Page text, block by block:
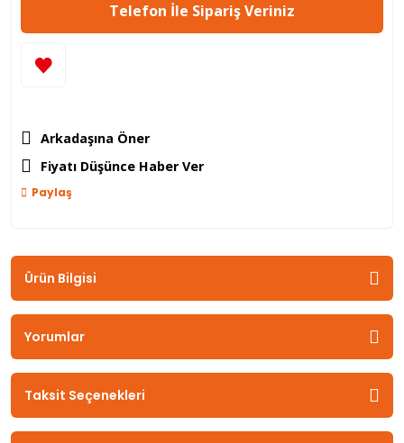
Telefon İle Sipariş Veriniz
Arkadaşına Öner
Fiyatı Düşünce Haber Ver
Paylaş
Ürün Bilgisi
Yorumlar
Taksit Seçenekleri